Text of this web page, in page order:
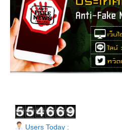
Users Today :